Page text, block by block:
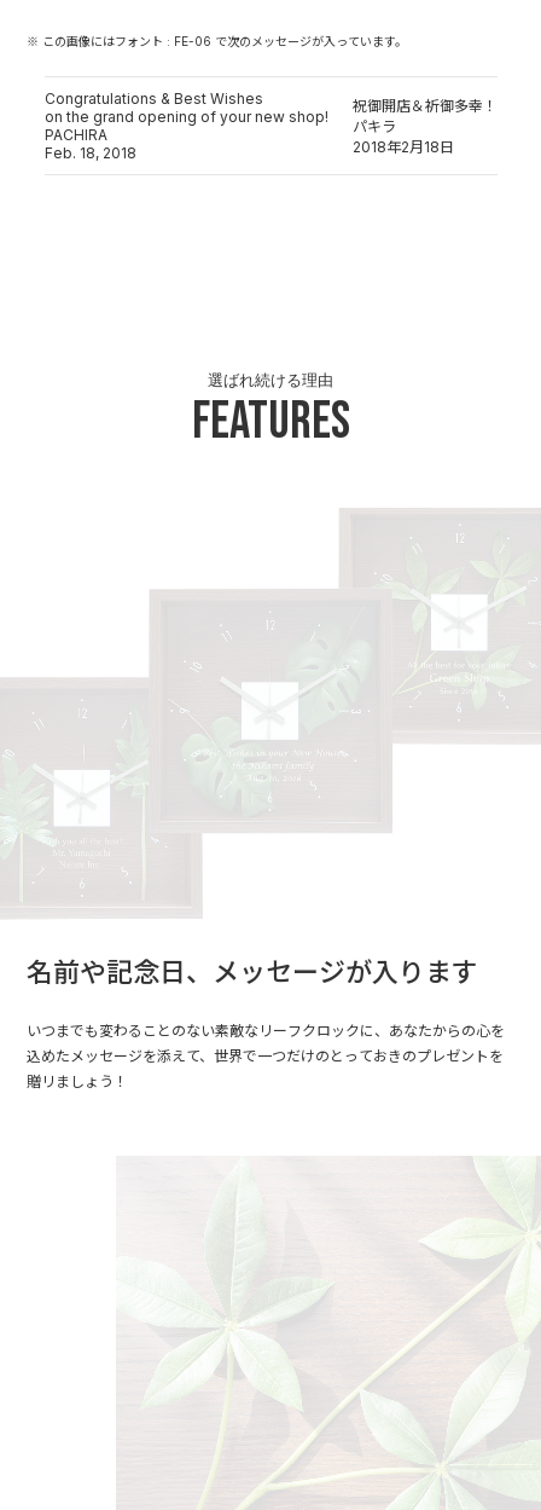
※ この画像にはフォント : FE-06 で次のメッセージが入っています。
Congratulations & Best Wishes
on the grand opening of your new shop!
PACHIRA
Feb. 18, 2018
祝御開店＆祈御多幸！
パキラ
2018年2月18日
Features
選ばれ続ける理由
名前や記念日、メッセージが入ります
いつまでも変わることのない素敵なリーフクロックに、あなたからの心を
込めたメッセージを添えて、世界で一つだけのとっておきのプレゼントを
贈リましょう！